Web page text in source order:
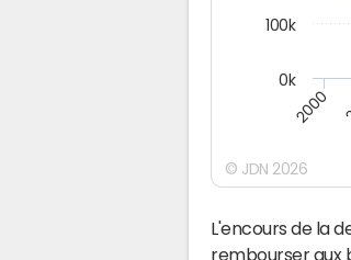
2000
0k
100k
© JDN 2026
L'encours de la
rembourser aux